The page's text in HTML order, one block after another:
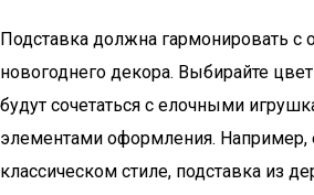
Подставка должна гармонировать
новогоднего декора. Выбирайте
будут сочетаться с елочными
элементами оформления. Например,
классическом стиле, подставка из